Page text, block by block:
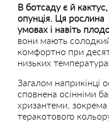
В ботсаду є й
опунція. Ця рослина
умовах і навіть
вони мають
комфортно при
низьких
Загалом наприкінці
сповнена осінніми
хризантеми,
теракотового